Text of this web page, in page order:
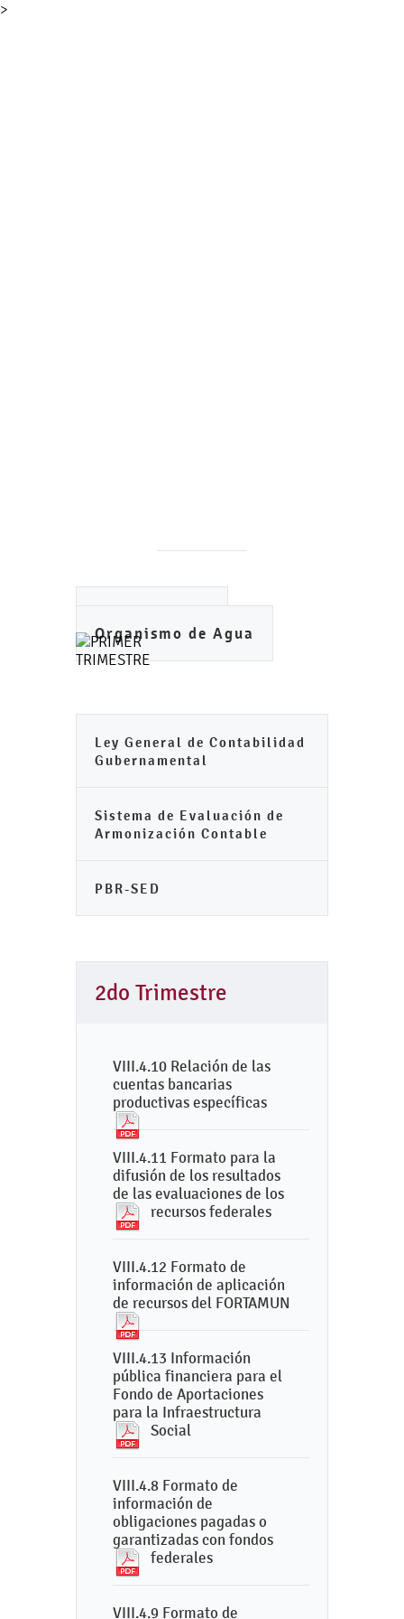
>
Organismo de Agua
Ley General de Contabilidad
Gubernamental
Sistema de Evaluación de
Armonización Contable
PBR-SED
2do Trimestre
VIII.4.10 Relación de las
cuentas bancarias
productivas específicas
VIII.4.11 Formato para la
difusión de los resultados
de las evaluaciones de los
recursos federales
VIII.4.12 Formato de
información de aplicación
de recursos del FORTAMUN
VIII.4.13 Información
pública financiera para el
Fondo de Aportaciones
para la Infraestructura
Social
VIII.4.8 Formato de
información de
obligaciones pagadas o
garantizadas con fondos
federales
VIII.4.9 Formato de